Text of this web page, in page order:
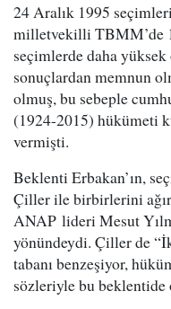
24 Aralık 1995
milletvekilli TBMM’de
seçimlerde daha
sonuçlardan memnun
olmuş, bu sebeple
(1924-2015) hükümeti
vermişti.
Beklenti Erbakan’ın,
Çiller ile birbirlerini
ANAP lideri Mesut
yönündeydi. Çiller de
tabanı benzeşiyor,
sözleriyle bu